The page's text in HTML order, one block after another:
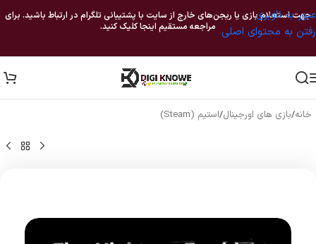
عبور به ناوبری
رفتن به محتوای اصلی
جهت استعلام بازی یا ریجن‌های خارج از سایت با پشتیبانی تلگرام در ارتباط باشید. برای
مراجعه مستقیم اینجا کلیک کنید.
خانه/بازی های اورجینال/استیم (Steam)